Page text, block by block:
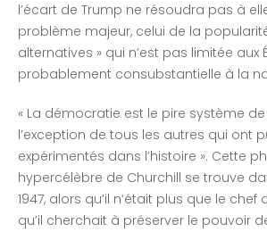
l’écart de Trump ne résoudra pas à
problème majeur, celui de la
alternatives » qui n’est pas limitée aux
probablement consubstantielle à la
« La démocratie est le pire système
l’exception de tous les autres qui ont
expérimentés dans l’histoire ». Cette
hypercélèbre de Churchill se trouve
1947, alors qu’il n’était plus que le chef
qu’il cherchait à préserver le pouvoir